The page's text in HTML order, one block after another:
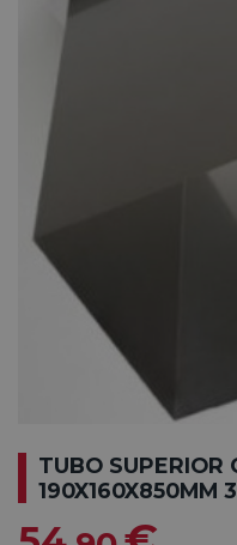
TUBO SUPERIOR
190X160X850MM